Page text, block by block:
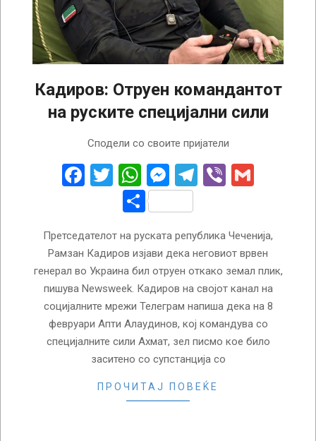
Кадиров: Отруен командантот
на руските специјални сили
Сподели со своите пријатели
Facebook
Twitter
WhatsApp
Messenger
Telegram
Viber
Share
Претседателот на руската република Чеченија,
Рамзан Кадиров изјави дека неговиот врвен
генерал во Украина бил отруен откако земал плик,
пишува Newsweek. Кадиров на својот канал на
социјалните мрежи Телеграм напиша дека на 8
февруари Апти Алаудинов, кој командува со
специјалните сили Ахмат, зел писмо кое било
заситено со супстанција со
ПРОЧИТАЈ ПОВЕЌЕ